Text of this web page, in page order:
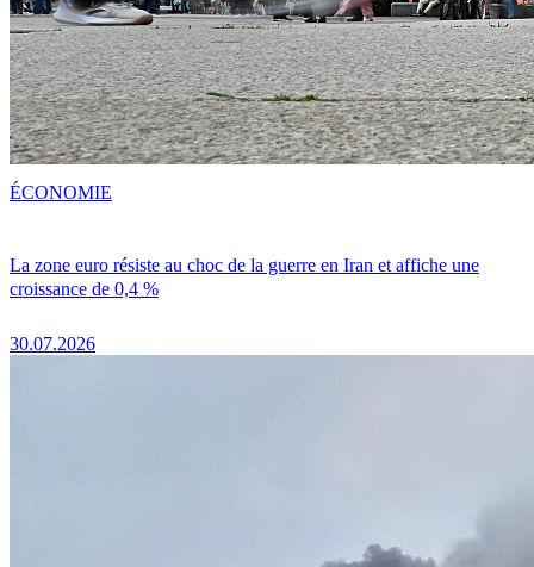
La zone euro résiste au choc de la guerre en Iran et affiche une
croissance de 0,4 %
30.07.2026
ÉCONOMIE